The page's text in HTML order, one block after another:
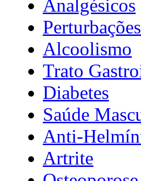
Analgésicos
Alcoolismo
Trato
Diabetes
Saúde
Anti-
Artrite